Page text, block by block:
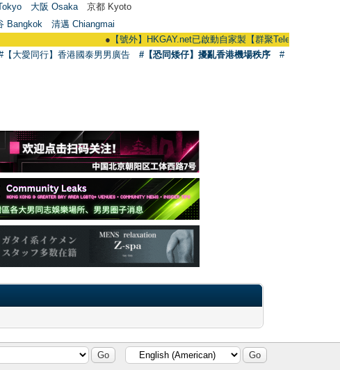
大阪 Osaka 京都 Kyoto
Bangkok
清邁 Chiangmai
【號外】HKGAY.net已啟動自家製【群聚Telegram群組】
【大愛同行】香港國泰男男廣告 #【恐同矮仔】擾亂香港機場秩序
#